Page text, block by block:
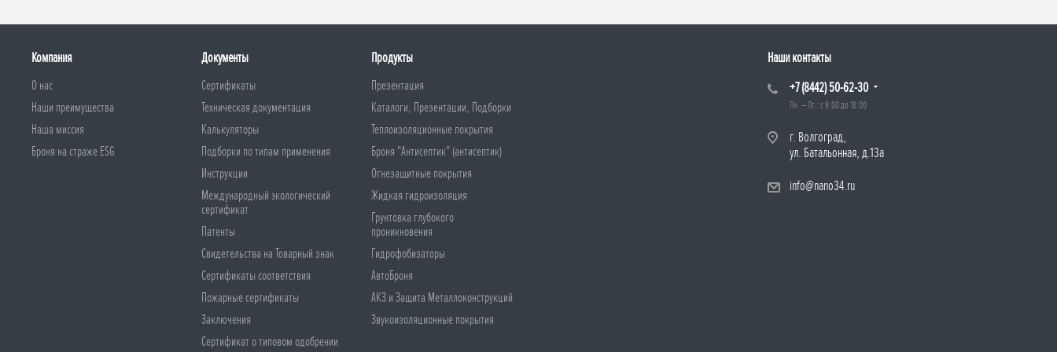
Компания
О нас
Наши преимущества
Наша миссия
Броня на страже ESG
Документы
Сертификаты
Техническая документация
Калькуляторы
Подборки по типам применения
Инструкции
Международный экологический
сертификат
Патенты
Свидетельства на Товарный знак
Сертификаты соответствия
Пожарные сертификаты
Заключения
Сертификат о типовом одобрении
Продукты
Презентация
Каталоги, Презентации, Подборки
Теплоизоляционные покрытия
Броня "Антисептик" (антисептик)
Огнезащитные покрытия
Жидкая гидроизоляция
Грунтовка глубокого
проникновения
Гидрофобизаторы
АвтоБроня
АКЗ и Защита Металлоконструкций
Звукоизоляционные покрытия
Наши контакты
+7 (8442) 50-62-30
Пн. – Пт.: с 9:00 до 18:00
г. Волгоград,
ул. Батальонная, д.13а
info@nano34.ru